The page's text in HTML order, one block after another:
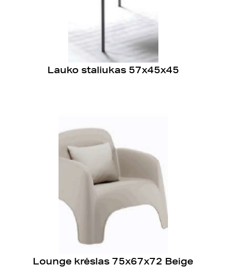
Lauko staliukas 57x45x45
Lounge krėslas 75x67x72 Beige